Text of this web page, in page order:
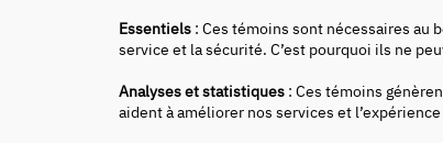
Essentiels : Ces témoins sont nécessaires
service et la sécurité. C’est pourquoi ils ne
Analyses et statistiques : Ces témoins
aident à améliorer nos services et